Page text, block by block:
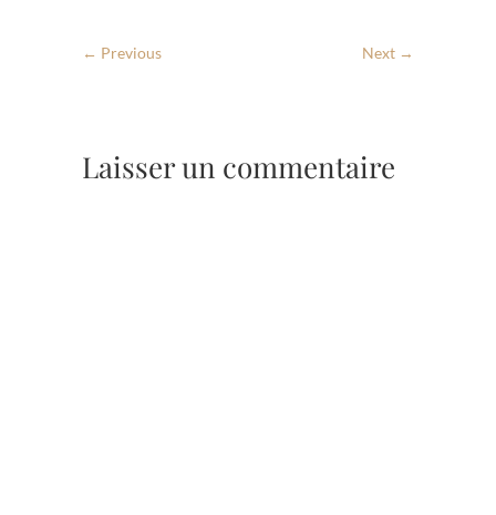
← Previous Next →
Laisser un commentaire